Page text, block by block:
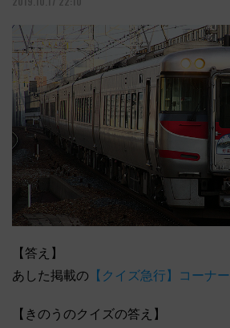
【答え】
あした掲載の 【クイズ急行】コーナー
【きのうのクイズの答え】